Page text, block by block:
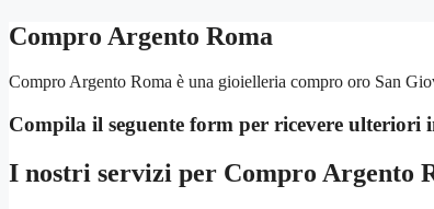
Compro Argento Roma
Compro Argento Roma è una gioielleria compro oro San
Compila il seguente form per ricevere ulteriori
I nostri servizi per Compro Argento